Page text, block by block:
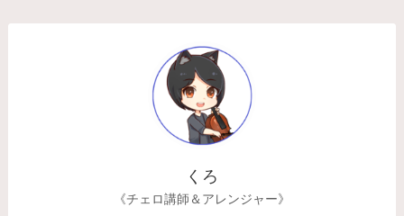
くろ
《チェロ講師＆アレンジャー》